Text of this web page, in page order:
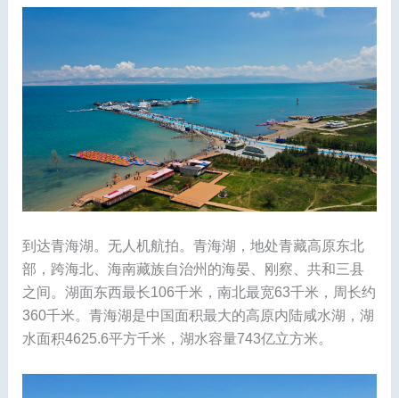
到达青海湖。无人机航拍。青海湖，地处青藏高原东北
部，跨海北、海南藏族自治州的海晏、刚察、共和三县
之间。湖面东西最长106千米，南北最宽63千米，周长约
360千米。青海湖是中国面积最大的高原内陆咸水湖，湖
水面积4625.6平方千米，湖水容量743亿立方米。